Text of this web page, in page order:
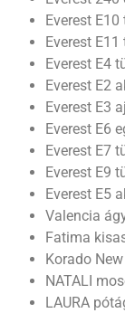
Everest
Everest
Everest E4
Everest E2
Everest E3
Everest E6
Everest E7
Everest E9
Everest E5
Valencia
Fatima
Korado
NATALI
LAURA